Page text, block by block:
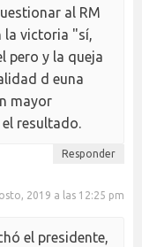
al RM
la victoria "sí,
pero y la queja
d euna
mayor
resultado.
Responder
2019 a las 12:25 pm
el presidente,